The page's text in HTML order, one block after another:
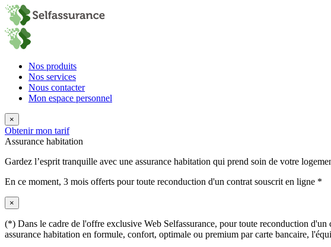
Nos produits
Nos services
Nous contacter
Mon espace personnel
×
Obtenir mon tarif
Assurance habitation
Gardez l’esprit tranquille avec une assurance habitation qui prend soin de votre
En ce moment, 3 mois offerts pour toute reconduction d'un contrat souscrit en ligne *
×
(*) Dans le cadre de l'offre exclusive Web Selfassurance, pour toute reconduction
assurance habitation en formule, confort, optimale ou premium par carte bancaire,